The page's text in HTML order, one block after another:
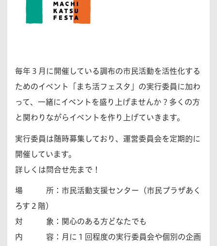
毎年３月に開催している調布の市民活動を活性化する
ためのイベント「まち活フェスタ」の実行委員に加わ
って、一緒にイベントを盛り上げませんか？多くの方
と関わりながらイベントを作り上げていきます。
実行委員は随時募集しており、運営委員会を定期的に
開催しています。
詳しくは問合せ先まで！
場 所：市民活動支援センター（市民プラザあく
ろす２階）
対 象：関心のある方どなたでも
内 容：月に１回程度の実行委員会や個別の企画